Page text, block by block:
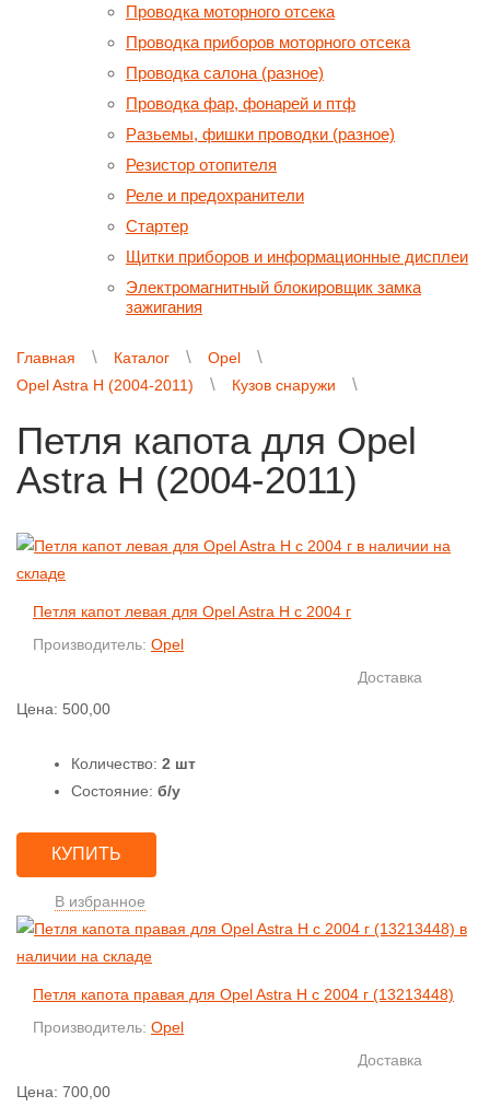
Проводка моторного отсека
Проводка приборов моторного отсека
Проводка салона (разное)
Проводка фар, фонарей и птф
Разьемы, фишки проводки (разное)
Резистор отопителя
Реле и предохранители
Стартер
Щитки приборов и информационные дисплеи
Электромагнитный блокировщик замка
зажигания
Главная Каталог
Opel
Opel Astra H (2004-2011)
Кузов снаружи
Петля капота для Opel
Astra H (2004-2011)
Петля капот левая для Opel Astra H с 2004 г
Производитель: Opel
Доставка
Цена: 500,00
Количество: 2 шт
Состояние: б/у
КУПИТЬ
В избранное
Петля капота правая для Opel Astra H с 2004 г (13213448)
Производитель: Opel
Доставка
Цена: 700,00